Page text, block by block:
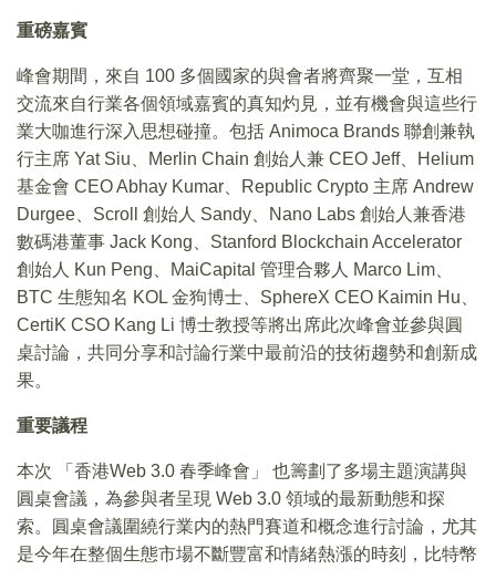
重磅嘉賓
峰會期間，來自 100 多個國家的與會者將齊聚一堂，互相
交流來自行業各個領域嘉賓的真知灼見，並有機會與這些行
業大咖進行深入思想碰撞。包括 Animoca Brands 聯創兼執
行主席 Yat Siu、Merlin Chain 創始人兼 CEO Jeff、Helium
基金會 CEO Abhay Kumar、Republic Crypto 主席 Andrew
Durgee、Scroll 創始人 Sandy、Nano Labs 創始人兼香港
數碼港董事 Jack Kong、Stanford Blockchain Accelerator
創始人 Kun Peng、MaiCapital 管理合夥人 Marco Lim、
BTC 生態知名 KOL 金狗博士、SphereX CEO Kaimin Hu、
CertiK CSO Kang Li 博士教授等將出席此次峰會並參與圓
桌討論，共同分享和討論行業中最前沿的技術趨勢和創新成
果。
重要議程
本次 「香港Web 3.0 春季峰會」 也籌劃了多場主題演講與
圓桌會議，為參與者呈現 Web 3.0 領域的最新動態和探
索。圓桌會議圍繞行業内的熱門賽道和概念進行討論，尤其
是今年在整個生態市場不斷豐富和情緒熱漲的時刻，比特幣